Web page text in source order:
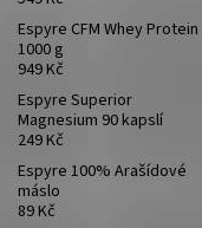
Espyre CFM Whey Protein
1000 g
949 Kč
Espyre Superior
Magnesium 90 kapslí
249 Kč
Espyre 100% Arašídové
máslo
89 Kč